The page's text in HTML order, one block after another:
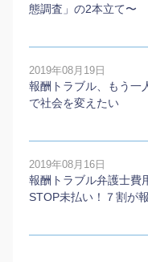
態調査」の2本⽴て〜
2019年08月19日
報酬トラブル、もう一
で社会を変えたい
2019年08月16日
報酬トラブル弁護士費
STOP未払い！７割が